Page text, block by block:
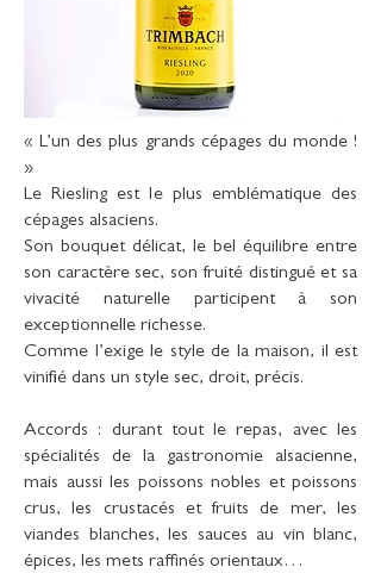
« L’un des plus grands cépages du monde !
»
Le Riesling est le plus emblématique des
cépages alsaciens.
Son bouquet délicat, le bel équilibre entre
son caractère sec, son fruité distingué et sa
vivacité naturelle participent à son
exceptionnelle richesse.
Comme l’exige le style de la maison, il est
vinifié dans un style sec, droit, précis.
Accords : durant tout le repas, avec les
spécialités de la gastronomie alsacienne,
mais aussi les poissons nobles et poissons
crus, les crustacés et fruits de mer, les
viandes blanches, les sauces au vin blanc,
épices, les mets raffinés orientaux…